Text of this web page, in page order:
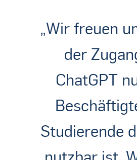
„Wir freuen
der
ChatGPT
Studierende
nutzbar ist.